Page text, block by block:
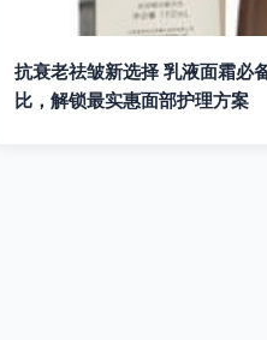
抗衰老祛皱新选择 乳液面霜必
比，解锁最实惠面部护理方案